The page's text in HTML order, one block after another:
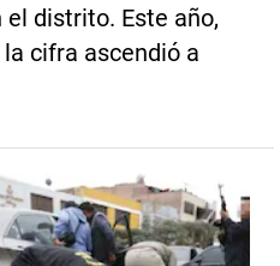
distrito. Este año,
cifra ascendió a